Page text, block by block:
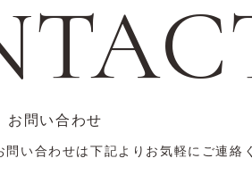
お問い合わせ
い合わせは下記よりお気軽にご連絡